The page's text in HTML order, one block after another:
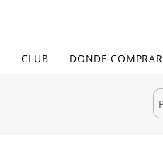
CLUB DONDE COMPRAR